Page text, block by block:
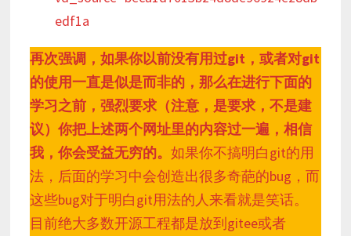
edf1a
再次强调，如果你以前没有用过git，或者对git
的使用一直是似是而非的，那么在进行下面的
学习之前，强烈要求（注意，是要求，不是建
议）你把上述两个网址里的内容过一遍，相信
我，你会受益无穷的。 如果你不搞明白git的用
法，后面的学习中会创造出很多奇葩的bug，而
这些bug对于明白git用法的人来看就是笑话。
目前绝大多数开源工程都是放到gitee或者